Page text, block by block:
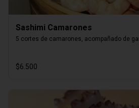
Sashimi Camarones
5 cortes de camarones, acompañado de
$6.500